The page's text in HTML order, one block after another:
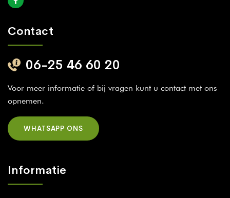
Contact
06-25 46 60 20
Voor meer informatie of bij vragen kunt u contact met ons
opnemen.
WHATSAPP ONS
Informatie